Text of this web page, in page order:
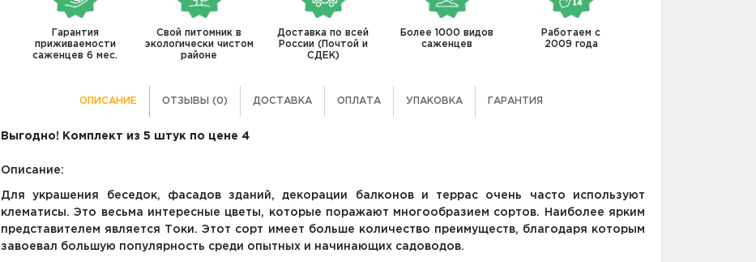
Гарантия
приживаемости
саженцев 6 мес.
Свой питомник в
экологически чистом
районе
Доставка по всей
России (Почтой и
СДЕК)
Более 1000 видов
саженцев
Работаем с
2009 года
ОПИСАНИЕ ОТЗЫВЫ (0) ДОСТАВКА ОПЛАТА УПАКОВКА ГАРАНТИЯ
Выгодно! Комплект из 5 штук по цене 4
Описание:
Для украшения беседок, фасадов зданий, декорации балконов и террас очень часто используют
клематисы. Это весьма интересные цветы, которые поражают многообразием сортов. Наиболее ярким
представителем является Токи. Этот сорт имеет больше количество преимуществ, благодаря которым
завоевал большую популярность среди опытных и начинающих садоводов.